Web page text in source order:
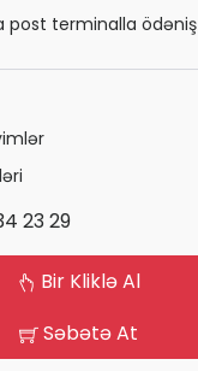
post terminalla ödəniş
23 29
Bir Kliklə Al
Səbətə At